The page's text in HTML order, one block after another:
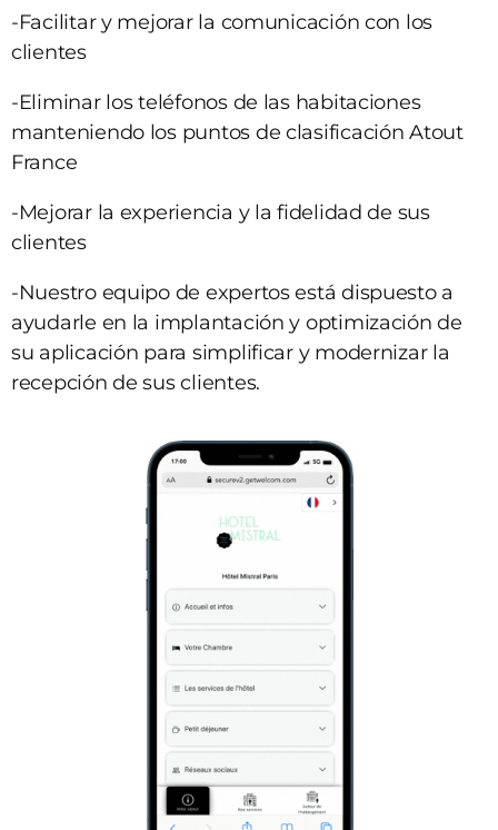
-Facilitar y mejorar la comunicación con los
clientes
-Eliminar los teléfonos de las habitaciones
manteniendo los puntos de clasificación Atout
France
-Mejorar la experiencia y la fidelidad de sus
clientes
-Nuestro equipo de expertos está dispuesto a
ayudarle en la implantación y optimización de
su aplicación para simplificar y modernizar la
recepción de sus clientes.